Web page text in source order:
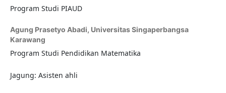
Program Studi PIAUD
Agung Prasetyo Abadi, Universitas Singaperbangsa
Karawang
Program Studi Pendidikan Matematika
Jagung: Asisten ahli